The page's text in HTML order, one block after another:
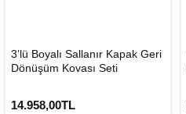
HIZLI
GÖNDERİ
3’lü Boyalı Sallanır Kapak Geri
Dönüşüm Kovası Seti
14.958,00TL